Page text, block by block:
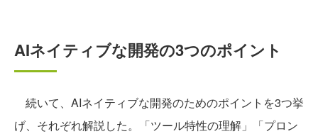
AIネイティブな開発の3つのポイント
続いて、AIネイティブな開発のためのポイントを3つ挙
げ、それぞれ解説した。「ツール特性の理解」「プロン